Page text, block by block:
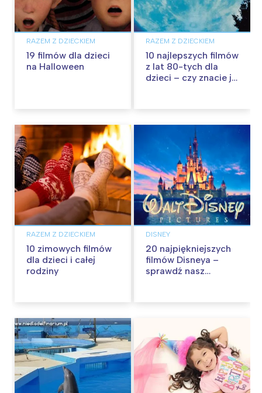
RAZEM Z DZIECKIEM
19 filmów dla dzieci
na Halloween
RAZEM Z DZIECKIEM
10 najlepszych filmów
z lat 80-tych dla
dzieci – czy znacie je
RAZEM Z DZIECKIEM
10 zimowych filmów
dla dzieci i całej
rodziny
DISNEY
20 najpiękniejszych
filmów Disneya –
sprawdź nasz